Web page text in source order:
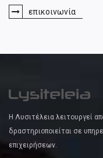
επικοινωνία
Η Λυσιτέλεια λειτουργεί
δραστηριοποιείται σε
επιχειρήσεων.